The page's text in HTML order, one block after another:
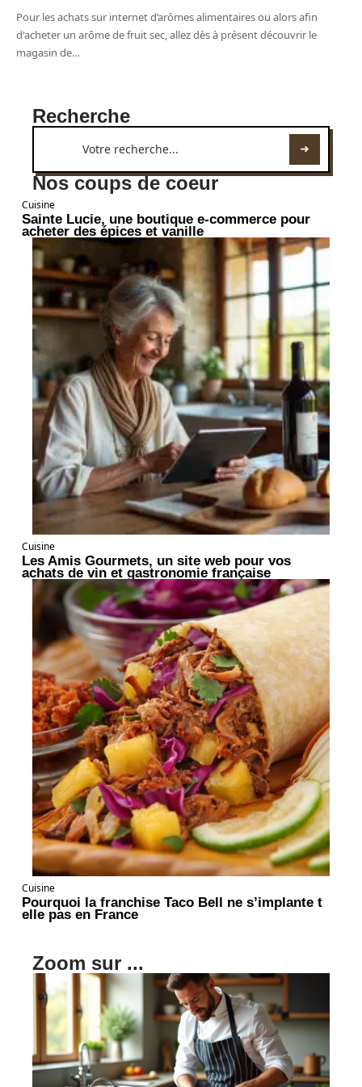
Pour les achats sur internet d’arômes alimentaires ou alors afin
d'acheter un arôme de fruit sec, allez dès à présent découvrir le
magasin de…
Recherche
Nos coups de coeur
Cuisine
Sainte Lucie, une boutique e-commerce pour
acheter des épices et vanille
Cuisine
Les Amis Gourmets, un site web pour vos
achats de vin et gastronomie française
Cuisine
Pourquoi la franchise Taco Bell ne s’implante t
elle pas en France
Zoom sur ...